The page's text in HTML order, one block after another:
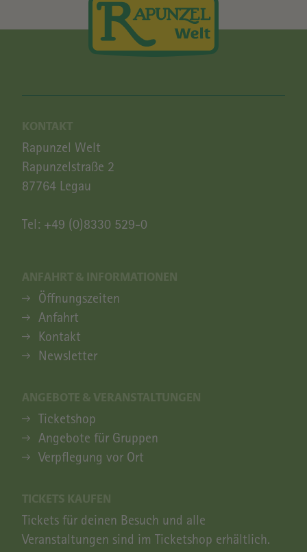
KONTAKT
Rapunzel Welt
Rapunzelstraße 2
87764 Legau
Tel: +49 (0)8330 529-0
ANFAHRT & INFORMATIONEN
ANFAHRT & INFORMATIONEN
Öffnungszeiten
Anfahrt
Kontakt
Newsletter
ANGEBOTE & VERANSTALTUNGEN
ANGEBOTE & VERANSTALTUNGEN
Ticketshop
Angebote für Gruppen
Verpflegung vor Ort
TICKETS KAUFEN
Tickets für deinen Besuch und alle
Veranstaltungen sind im Ticketshop erhältlich.